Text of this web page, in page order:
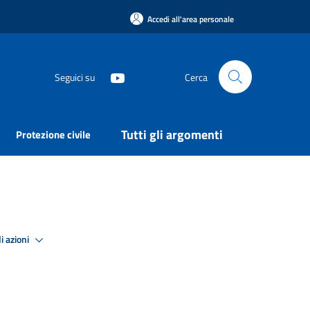
Accedi all'area personale
Seguici su Cerca
Protezione civile Tutti gli argomenti
azioni